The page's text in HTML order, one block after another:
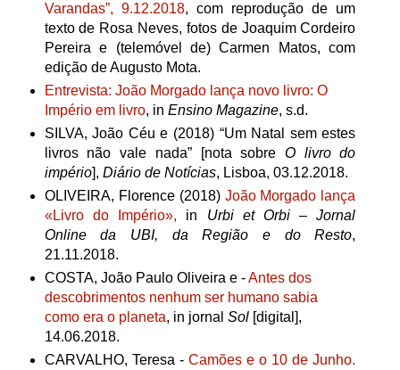
Varandas”, 9.12.2018, com reprodução de um
texto de Rosa Neves, fotos de Joaquim Cordeiro
Pereira e (telemóvel de) Carmen Matos, com
edição de Augusto Mota.
Entrevista: João Morgado lança novo livro: O
Império em livro, in Ensino Magazine, s.d.
SILVA, João Céu e (2018) “Um Natal sem estes
livros não vale nada” [nota sobre O livro do
império], Diário de Notícias, Lisboa, 03.12.2018.
OLIVEIRA, Florence (2018) João Morgado lança
«Livro do Império»,
in
Urbi et Orbi – Jornal
Online da UBI, da Região e do Resto,
21.11.2018.
COSTA, João Paulo Oliveira e -Antes dos
descobrimentos nenhum ser humano sabia
como era o planeta, in jornal Sol [digital],
14.06.2018.
CARVALHO, Teresa - Camões e o 10 de Junho.